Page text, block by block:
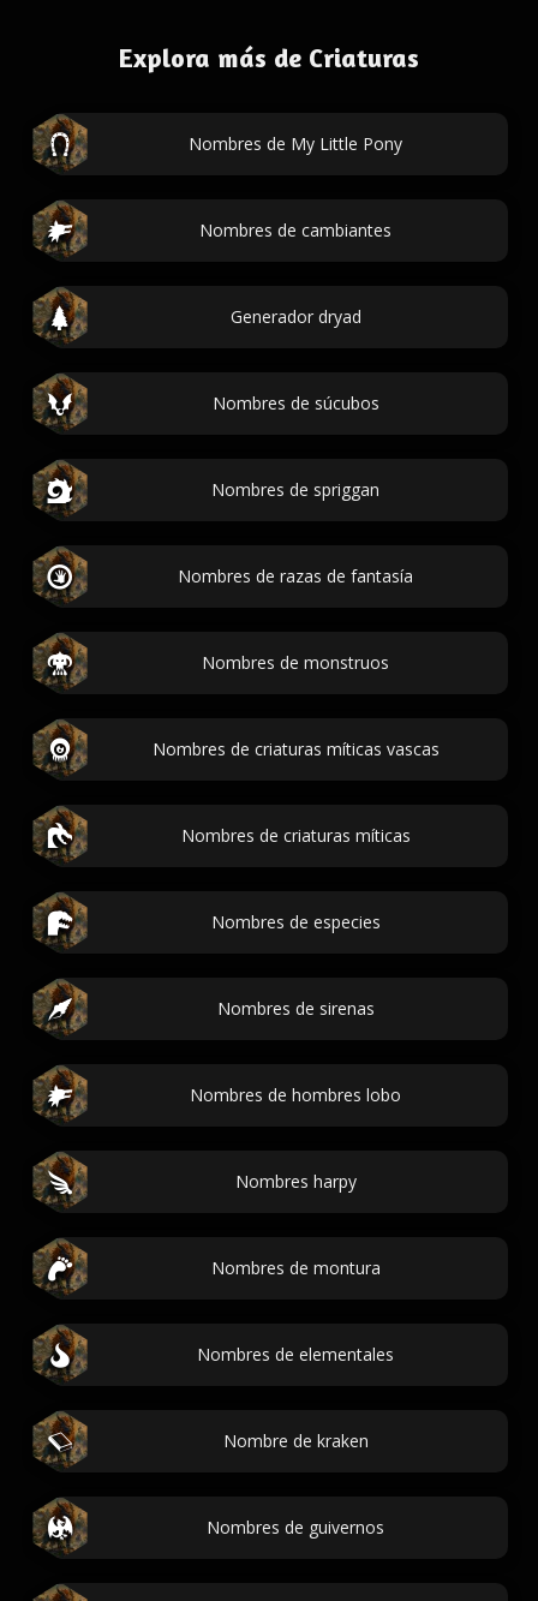
Explora más de Criaturas
Nombres de My Little Pony
Nombres de cambiantes
Generador dryad
Nombres de súcubos
Nombres de spriggan
Nombres de razas de fantasía
Nombres de monstruos
Nombres de criaturas míticas vascas
Nombres de criaturas míticas
Nombres de especies
Nombres de sirenas
Nombres de hombres lobo
Nombres harpy
Nombres de montura
Nombres de elementales
Nombre de kraken
Nombres de guivernos